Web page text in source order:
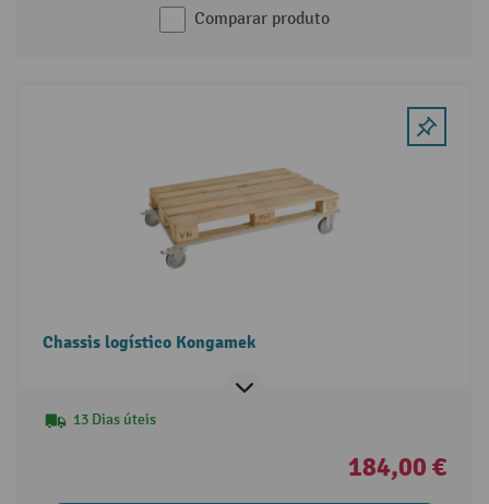
Comparar produto
Chassis logístico Kongamek
13 Dias úteis
184,00 €